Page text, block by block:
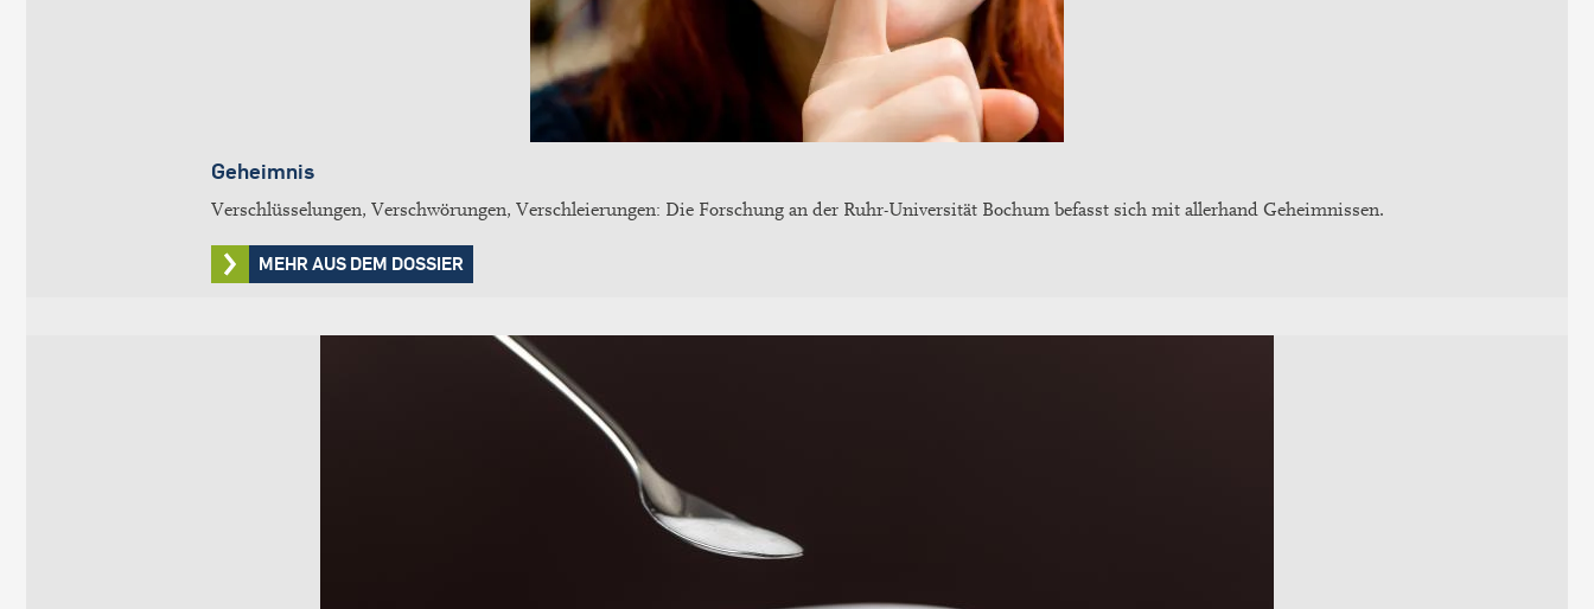
Geheimnis
Verschlüsselungen, Verschwörungen, Verschleierungen: Die Forschung an der Ruhr-Universität Bochum befasst sich mit allerhand Geheimnissen.
MEHR AUS DEM DOSSIER